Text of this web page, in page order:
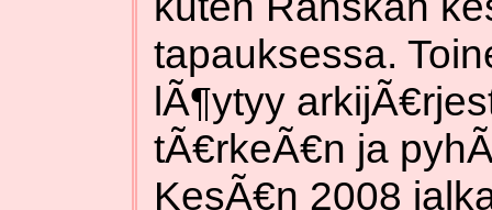
tapauksessa.
lÃ¶ytyy
tÃ€rkeÃ€n ja
KesÃ€n 2008